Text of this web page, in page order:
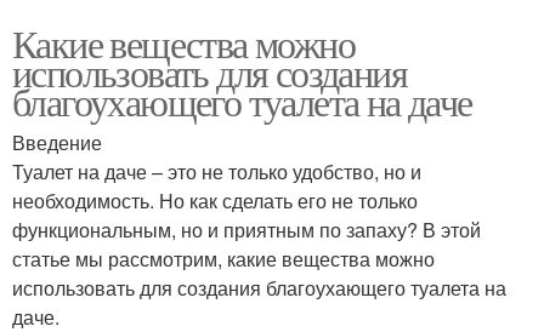
Какие вещества можно
использовать для создания
благоухающего туалета на даче
Введение
Туалет на даче – это не только удобство, но и
необходимость. Но как сделать его не только
функциональным, но и приятным по запаху? В этой
статье мы рассмотрим, какие вещества можно
использовать для создания благоухающего туалета на
даче.